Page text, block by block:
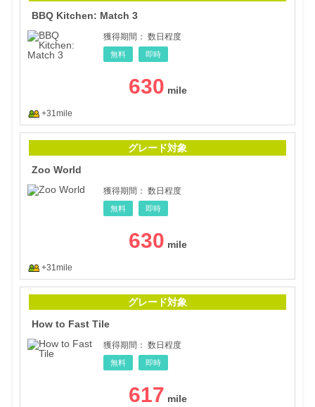
BBQ Kitchen: Match 3
獲得期間： 数日程度
無料 即時
630
+31mile
グレード対象
Zoo World
獲得期間： 数日程度
無料 即時
630
+31mile
グレード対象
How to Fast Tile
獲得期間： 数日程度
無料 即時
617